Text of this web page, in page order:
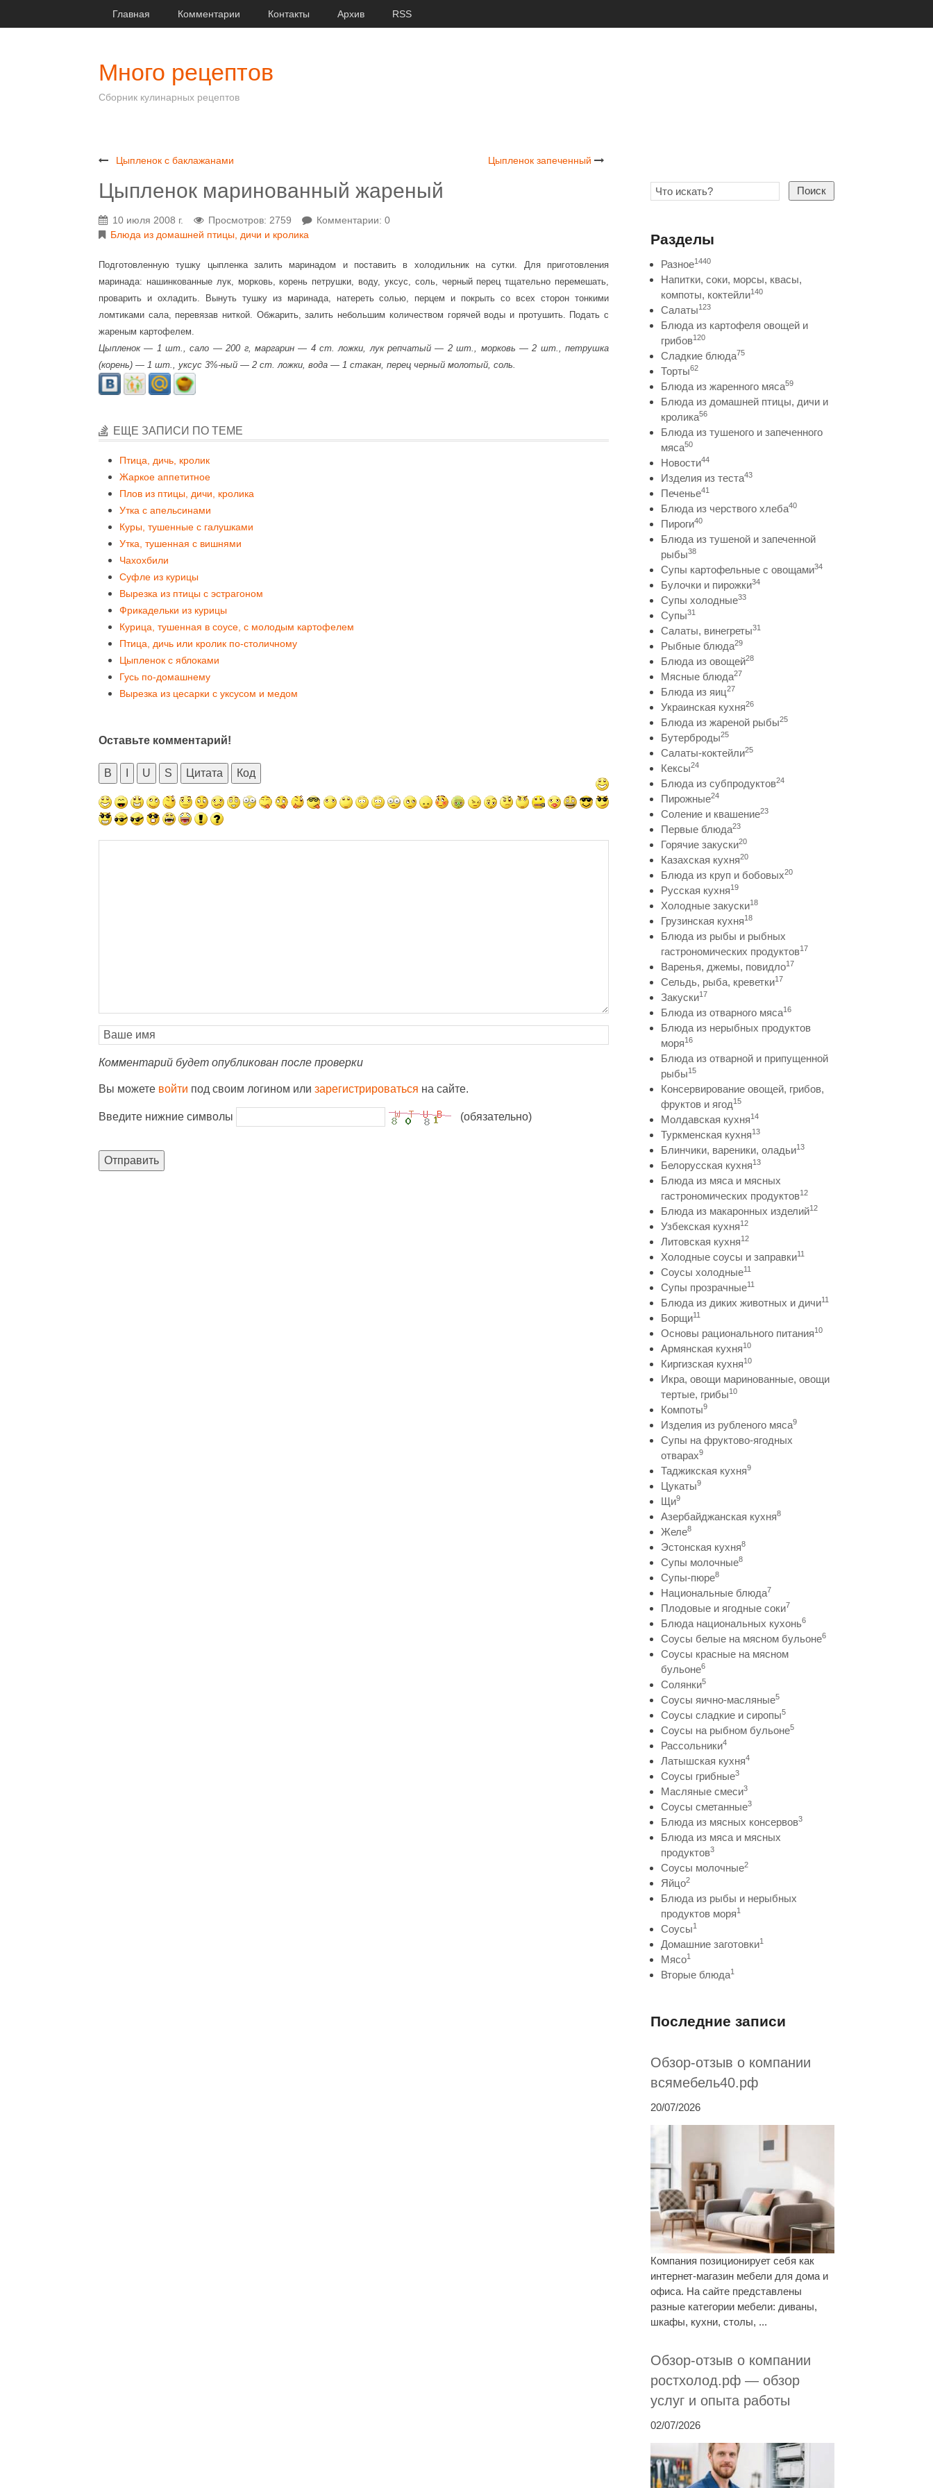
Главная Комментарии Контакты Архив RSS
Много рецептов
Сборник кулинарных рецептов
Цыпленок с баклажанами Цыпленок запеченный
Цыпленок маринованный жареный
10 июля 2008 г. Просмотров: 2759
Комментарии: 0
Блюда из домашней птицы, дичи и кролика
Подготовленную тушку цыпленка залить маринадом и поставить в холодильник на сутки. Для приготовления
маринада: нашинкованные лук, морковь, корень петрушки, воду, уксус, соль, черный перец тщательно перемешать,
проварить и охладить. Вынуть тушку из маринада, натереть солью, перцем и покрыть со всех сторон тонкими
ломтиками сала, перевязав ниткой. Обжарить, залить небольшим количеством горячей воды и протушить. Подать с
жареным картофелем.
Цыпленок — 1 шт., сало — 200 г, маргарин — 4 ст. ложки, лук репчатый — 2 шт., морковь — 2 шт., петрушка
(корень) — 1 шт., уксус 3%-ный — 2 ст. ложки, вода — 1 стакан, перец черный молотый, соль.
ЕЩЕ ЗАПИСИ ПО ТЕМЕ
Птица, дичь, кролик
Жаркое аппетитное
Плов из птицы, дичи, кролика
Утка с апельсинами
Куры, тушенные с галушками
Утка, тушенная с вишнями
Чахохбили
Суфле из курицы
Вырезка из птицы с эстрагоном
Фрикадельки из курицы
Курица, тушенная в соусе, с молодым картофелем
Птица, дичь или кролик по-столичному
Цыпленок с яблоками
Гусь по-домашнему
Вырезка из цесарки с уксусом и медом
Оставьте комментарий!
B U S Цитата Код
Комментарий будет опубликован после проверки
Вы можете войти под своим логином или зарегистрироваться на сайте.
Введите нижние символы (обязательно)
Отправить
Поиск
Разделы
Разное1440
Напитки, соки, морсы, квасы,
компоты, коктейли140
Салаты123
Блюда из картофеля овощей и
грибов120
Сладкие блюда75
Торты62
Блюда из жаренного мяса59
Блюда из домашней птицы, дичи и
кролика56
Блюда из тушеного и запеченного
мяса50
Новости44
Изделия из теста43
Печенье41
Блюда из черствого хлеба40
Пироги40
Блюда из тушеной и запеченной
рыбы38
Супы картофельные с овощами34
Булочки и пирожки34
Супы холодные33
Супы31
Салаты, винегреты31
Рыбные блюда29
Блюда из овощей28
Мясные блюда27
Блюда из яиц27
Украинская кухня26
Блюда из жареной рыбы25
Бутерброды25
Салаты-коктейли25
Кексы24
Блюда из субпродуктов24
Пирожные24
Соление и квашение23
Первые блюда23
Горячие закуски20
Казахская кухня20
Блюда из круп и бобовых20
Русская кухня19
Холодные закуски18
Грузинская кухня18
Блюда из рыбы и рыбных
гастрономических продуктов17
Варенья, джемы, повидло17
Сельдь, рыба, креветки17
Закуски17
Блюда из отварного мяса16
Блюда из нерыбных продуктов
моря16
Блюда из отварной и припущенной
рыбы15
Консервирование овощей, грибов,
фруктов и ягод15
Молдавская кухня14
Туркменская кухня13
Блинчики, вареники, оладьи13
Белорусская кухня13
Блюда из мяса и мясных
гастрономических продуктов12
Блюда из макаронных изделий12
Узбекская кухня12
Литовская кухня12
Холодные соусы и заправки11
Соусы холодные11
Супы прозрачные11
Блюда из диких животных и дичи11
Борщи11
Основы рационального питания10
Армянская кухня10
Киргизская кухня10
Икра, овощи маринованные, овощи
тертые, грибы10
Компоты9
Изделия из рубленого мяса9
Супы на фруктово-ягодных
отварах9
Таджикская кухня9
Цукаты9
Щи9
Азербайджанская кухня8
Желе8
Эстонская кухня8
Супы молочные8
Супы-пюре8
Национальные блюда7
Плодовые и ягодные соки7
Блюда национальных кухонь6
Соусы белые на мясном бульоне6
Соусы красные на мясном
бульоне6
Солянки5
Соусы яично-масляные5
Соусы сладкие и сиропы5
Соусы на рыбном бульоне5
Рассольники4
Латышская кухня4
Соусы грибные3
Масляные смеси3
Соусы сметанные3
Блюда из мясных консервов3
Блюда из мяса и мясных
продуктов3
Соусы молочные2
Яйцо2
Блюда из рыбы и нерыбных
продуктов моря1
Соусы1
Домашние заготовки1
Мясо1
Вторые блюда1
Последние записи
Обзор-отзыв о компании
всямебель40.рф
20/07/2026
Компания позиционирует себя как
интернет-магазин мебели для дома и
офиса. На сайте представлены
разные категории мебели: диваны,
шкафы, кухни, столы, ...
Обзор-отзыв о компании
ростхолод.рф — обзор
услуг и опыта работы
02/07/2026